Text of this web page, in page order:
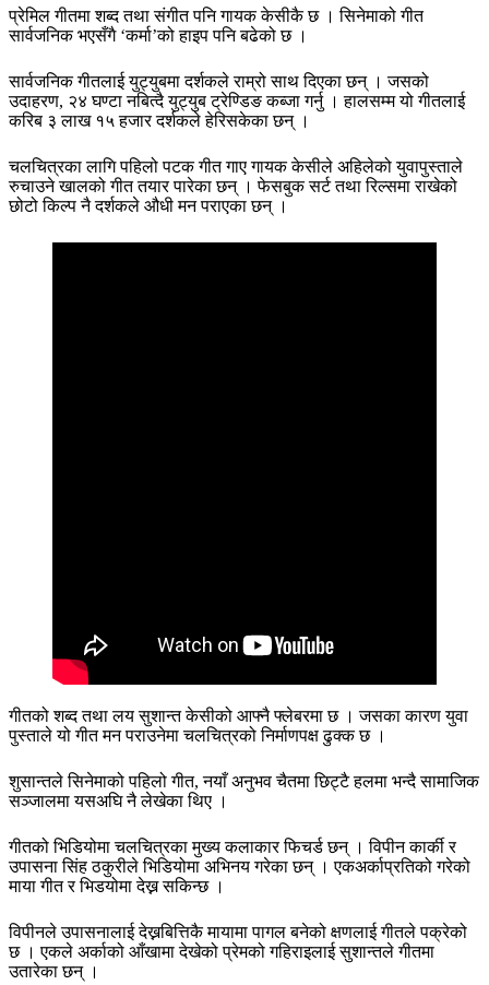
प्रेमिल गीतमा शब्द तथा संगीत पनि गायक केसीकै छ । सिनेमाको गीत
सार्वजनिक भएसँगै ‘कर्मा’को हाइप पनि बढेको छ ।
सार्वजनिक गीतलाई युट्युबमा दर्शकले राम्रो साथ दिएका छन् । जसको
उदाहरण, २४ घण्टा नबित्दै युट्युब ट्रेण्डिङ कब्जा गर्नु । हालसम्म यो गीतलाई
करिब ३ लाख १५ हजार दर्शकले हेरिसकेका छन् ।
चलचित्रका लागि पहिलो पटक गीत गाए गायक केसीले अहिलेको युवापुस्ताले
रुचाउने खालको गीत तयार पारेका छन् । फेसबुक सर्ट तथा रिल्समा राखेको
छोटो किल्प नै दर्शकले औधी मन पराएका छन् ।
गीतको शब्द तथा लय सुशान्त केसीको आफ्नै फ्लेबरमा छ । जसका कारण युवा
पुस्ताले यो गीत मन पराउनेमा चलचित्रको निर्माणपक्ष ढुक्क छ ।
शुसान्तले सिनेमाको पहिलो गीत, नयाँ अनुभव चैतमा छिट्टै हलमा भन्दै सामाजिक
सञ्जालमा यसअघि नै लेखेका थिए ।
गीतको भिडियोमा चलचित्रका मुख्य कलाकार फिचर्ड छन् । विपीन कार्की र
उपासना सिंह ठकुरीले भिडियोमा अभिनय गरेका छन् । एकअर्काप्रतिको गरेको
माया गीत र भिडयोमा देख्न सकिन्छ ।
विपीनले उपासनालाई देख्नबित्तिकै मायामा पागल बनेको क्षणलाई गीतले पक्रेको
छ । एकले अर्काको आँखामा देखेको प्रेमको गहिराइलाई सुशान्तले गीतमा
उतारेका छन् ।